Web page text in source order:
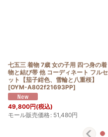
七五三 着物 7歳 女の子用 四つ身の着
物と結び帯 他 コーディネート フルセ
ット【茄子紺色、雪輪と八重桜】
[OYM-A802f21693PP]
49,800円(税込)
モール販売価格: 51,480円